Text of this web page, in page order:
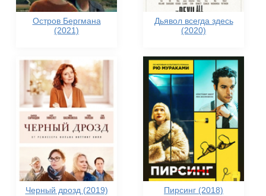
Остров Бергмана
(2021)
Дьявол всегда здесь
(2020)
Черный дрозд (2019) Пирсинг (2018)